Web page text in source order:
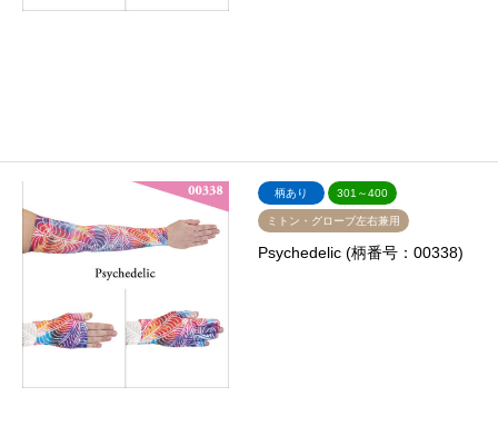
柄あり 301～400
ミトン・グローブ左右兼用
Psychedelic (柄番号：00338)